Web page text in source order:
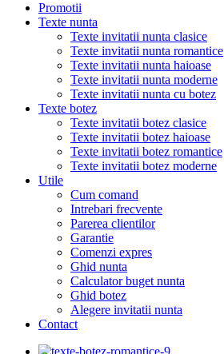
Promotii
Texte nunta
Texte invitatii nunta clasice
Texte invitatii nunta romantice
Texte invitatii nunta haioase
Texte invitatii nunta moderne
Texte invitatii nunta cu botez
Texte botez
Texte invitatii botez clasice
Texte invitatii botez haioase
Texte invitatii botez romantice
Texte invitatii botez moderne
Utile
Cum comand
Intrebari frecvente
Parerea clientilor
Garantie
Comenzi expres
Ghid nunta
Calculator buget nunta
Ghid botez
Alegere invitatii nunta
Contact